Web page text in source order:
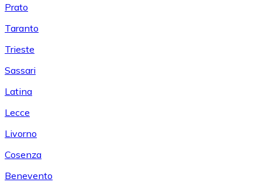
Prato
Taranto
Trieste
Sassari
Latina
Lecce
Livorno
Cosenza
Benevento